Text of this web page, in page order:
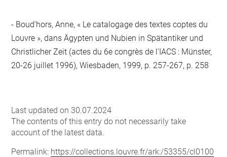
Boud'hors, Anne, « Le catalogage des textes coptes du
Louvre », dans Ägypten und Nubien in Spätantiker und
Christlicher Zeit (actes du 6e congrès de l'IACS : Münster,
20-26 juillet 1996), Wiesbaden, 1999, p. 257-267, p. 258
Last updated on 30.07.2024
The contents of this entry do not necessarily take
account of the latest data.
Permalink: https://collections.louvre.fr/ark:/53355/cl0100